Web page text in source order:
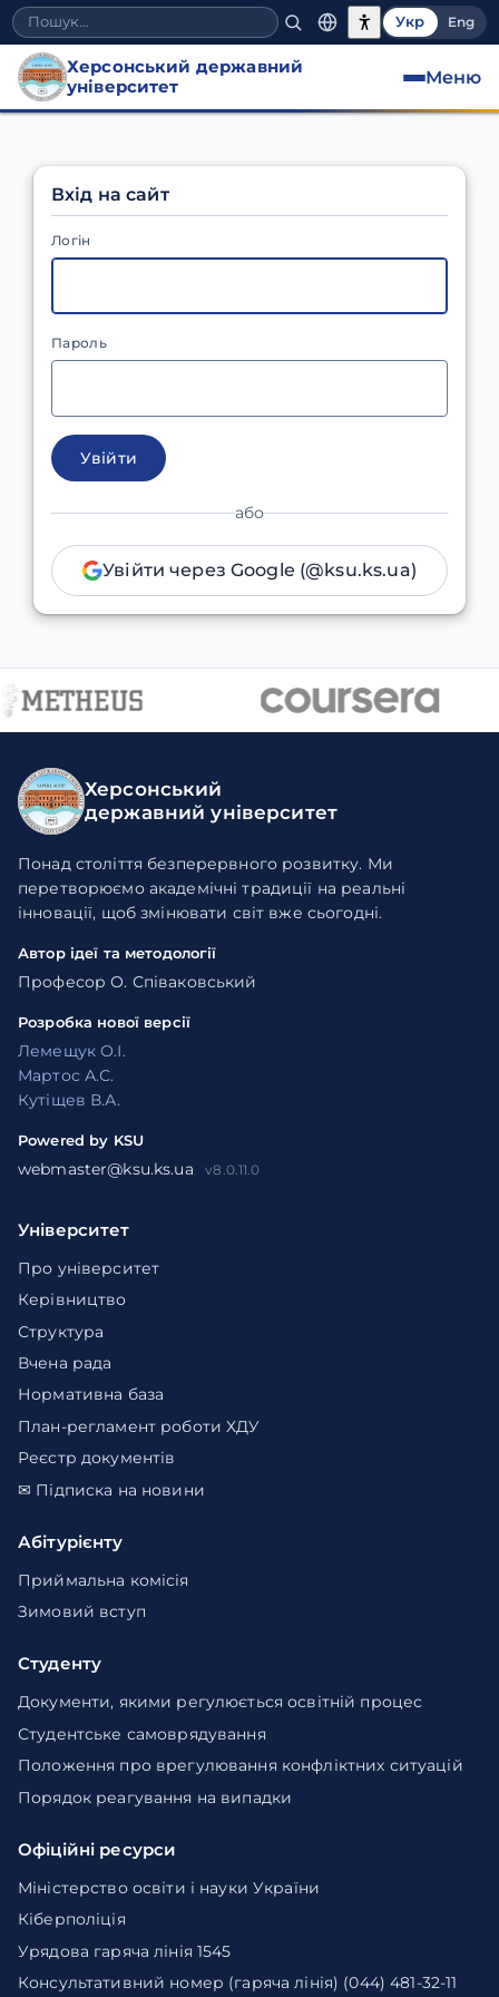
Укр Eng
Херсонський державний
університет
Меню
Вхід на сайт
Логін
Пароль
Увійти
або
Увійти через Google (@ksu.ks.ua)
Херсонський
державний університет
Понад століття безперервного розвитку. Ми
перетворюємо академічні традиції на реальні
інновації, щоб змінювати світ вже сьогодні.
Автор ідеї та методології
Професор О. Співаковський
Розробка нової версії
Лемещук О.І.
Мартос А.С.
Кутіщев В.А.
Powered by KSU
webmaster@ksu.ks.ua v8.0.11.0
Університет
Про університет
Керівництво
Структура
Вчена рада
Нормативна база
План-регламент роботи ХДУ
Реєстр документів
✉ Підписка на новини
Абітурієнту
Приймальна комісія
Зимовий вступ
Студенту
Документи, якими регулюється освітній процес
Студентське самоврядування
Положення про врегулювання конфліктних ситуацій
Порядок реагування на випадки
Офіційні ресурси
Міністерство освіти і науки України
Кіберполіція
Урядова гаряча лінія 1545
Консультативний номер (гаряча лінія) (044) 481-32-11